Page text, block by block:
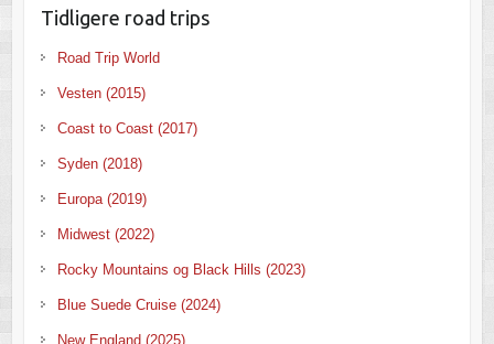
Tidligere road trips
Road Trip World
Vesten (2015)
Coast to Coast (2017)
Syden (2018)
Europa (2019)
Midwest (2022)
Rocky Mountains og Black Hills (2023)
Blue Suede Cruise (2024)
New England (2025)